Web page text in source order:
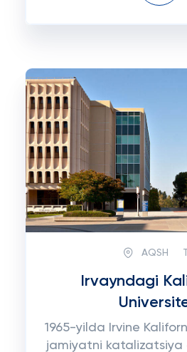
AQSH
Irvayndagi
1965-yilda Irvine
jamiyatni katalizatsiya